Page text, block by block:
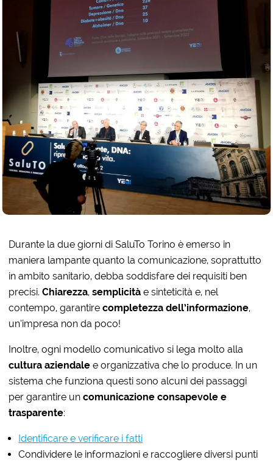
Durante la due giorni di SaluTo Torino è emerso in
maniera lampante quanto la comunicazione, soprattutto
in ambito sanitario, debba soddisfare dei requisiti ben
precisi.Chiarezza,semplicità e sinteticità e, nel
contempo, garantirecompletezza dell’informazione,
un’impresa non da poco!
Inoltre, ogni modello comunicativo si lega molto alla
cultura aziendale e organizzativa che lo produce. In un
sistema che funziona questi sono alcuni dei passaggi
per garantire uncomunicazione consapevole e
trasparente:
Identificare e verificare i fatti
Condividere le informazioni e raccogliere diversi punti